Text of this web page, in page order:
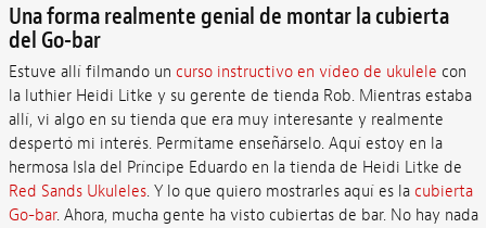
Una forma realmente genial de montar la cubierta
del Go-bar
Estuve allí filmando un curso instructivo en vídeo de ukulele con
la luthier Heidi Litke y su gerente de tienda Rob. Mientras estaba
allí, vi algo en su tienda que era muy interesante y realmente
despertó mi interés. Permítame enseñárselo. Aquí estoy en la
hermosa Isla del Príncipe Eduardo en la tienda de Heidi Litke de
Red Sands Ukuleles. Y lo que quiero mostrarles aquí es la cubierta
Go-bar. Ahora, mucha gente ha visto cubiertas de bar. No hay nada